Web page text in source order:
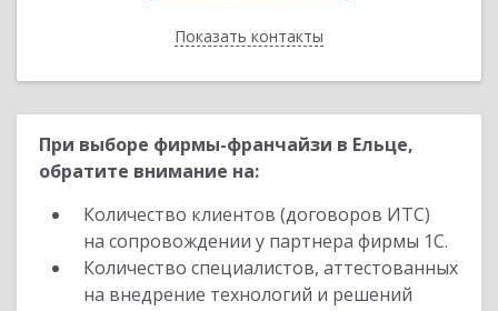
Показать контакты
Назад
При выборе фирмы-франчайзи в Ельце,
обратите внимание на:
Количество клиентов (договоров ИТС)
на сопровождении у партнера фирмы 1С.
Количество специалистов, аттестованных
на внедрение технологий и решений